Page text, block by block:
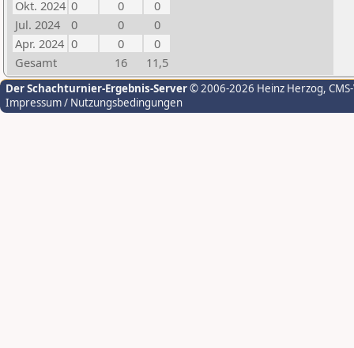
Okt. 2024 0 0
0
Jul. 2024
0 0
0
Apr. 2024 0 0
0
Gesamt
16 11,5
Der Schachturnier-Ergebnis-Server© 2006-2026 Heinz Herzog,
Impressum / Nutzungsbedingungen